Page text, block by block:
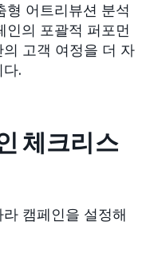
형 어트리뷰션 분석
인의 포괄적 퍼포먼
고객 여정을 더 자
.
체크리스
캠페인을 설정해